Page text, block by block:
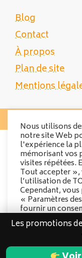
Blog
Contact
À propos
Plan de site
Mentions
Copyright
Nous utilisons
notre site Web
l'expérience la
mémorisant vos
visites répétées.
Tout accepter »,
l’utilisation de
Cependant,
« Paramètres
fournir un
Options des
Tout accepter
Les promotions